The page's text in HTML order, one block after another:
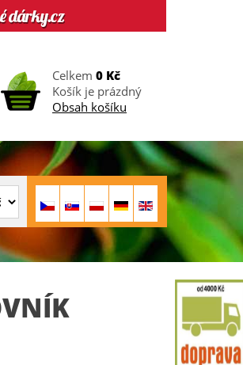
Celkem 0 Kč
Košík je prázdný
Obsah košíku